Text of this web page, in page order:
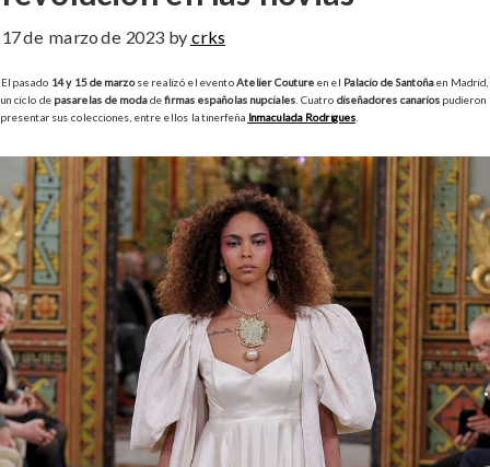
17 de marzo de 2023 by crks
El pasado 14 y 15 de marzose realizó el eventoAtelier Couture en el Palacio de Santoñaen Madrid,
un ciclo de pasarelas de modadefirmas españolas nupciales . Cuatro diseñadores canarios pudieron
presentar sus colecciones, entre ellos la tinerfeña Inmaculada Rodrígues